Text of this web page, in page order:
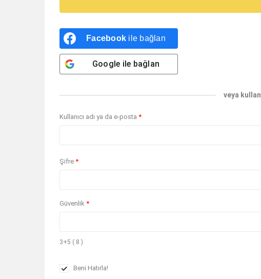
Facebook ile bağlan
Google ile bağlan
veya kullan
Kullanıcı adı ya da e-posta *
Şifre *
Güvenlik *
3+5 ( 8 )
Beni Hatırla!